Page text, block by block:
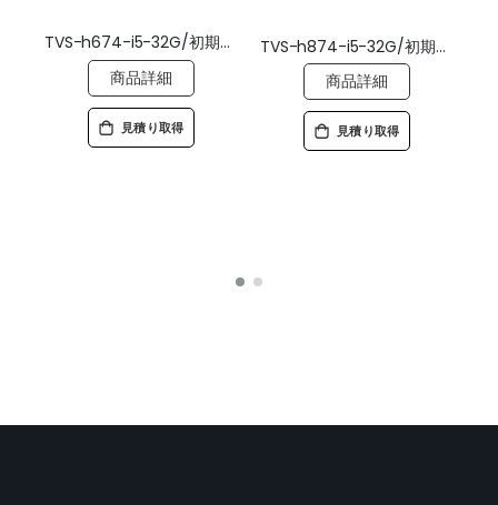
TVS-h674-i5-32G/初期設定済/ドライブ搭載/5年標準保証
商品詳細
見積り取得
TVS-h874-i5-32G/初期設定済/ドライブ搭載/5年標準保証
商品詳細
見積り取得